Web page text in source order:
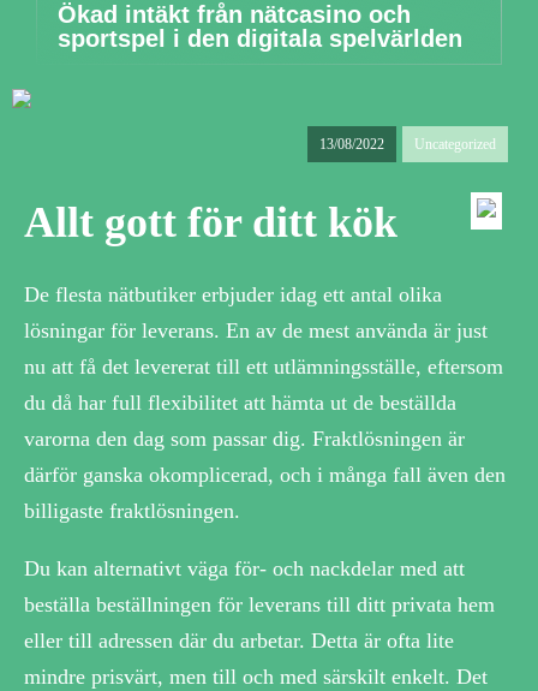
Ökad intäkt från nätcasino och
sportspel i den digitala spelvärlden
13/08/2022 Uncategorized
Allt gott för ditt kök
De flesta nätbutiker erbjuder idag ett antal olika
lösningar för leverans. En av de mest använda är just
nu att få det levererat till ett utlämningsställe, eftersom
du då har full flexibilitet att hämta ut de beställda
varorna den dag som passar dig. Fraktlösningen är
därför ganska okomplicerad, och i många fall även den
billigaste fraktlösningen.
Du kan alternativt väga för- och nackdelar med att
beställa beställningen för leverans till ditt privata hem
eller till adressen där du arbetar. Detta är ofta lite
mindre prisvärt, men till och med särskilt enkelt. Det